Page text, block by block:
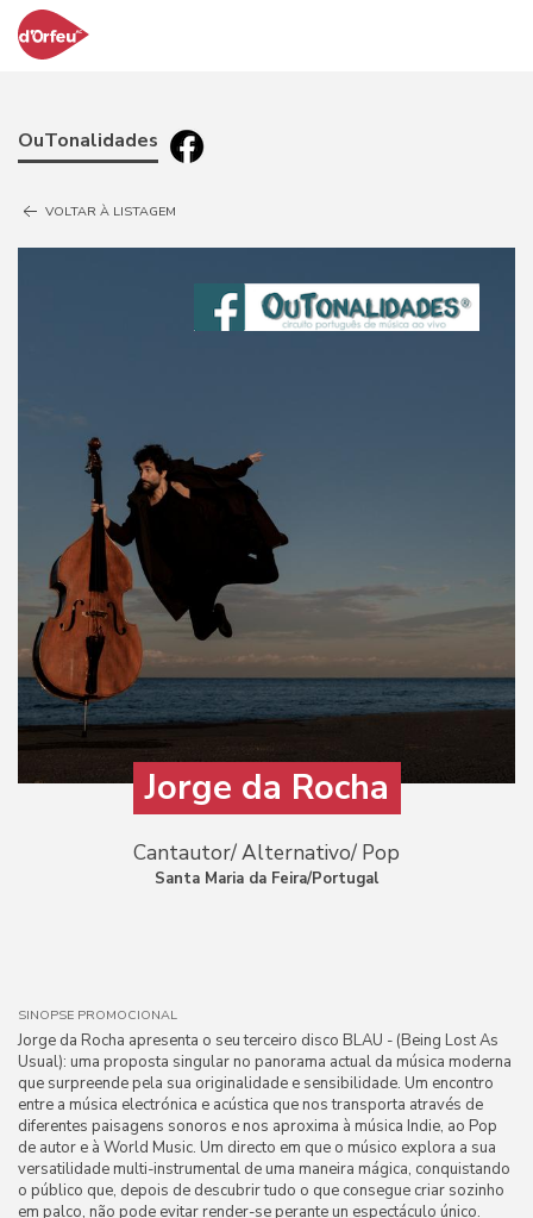
OuTonalidades
VOLTAR À LISTAGEM
Jorge da Rocha
Cantautor/ Alternativo/ Pop
Santa Maria da Feira/Portugal
SINOPSE PROMOCIONAL
Jorge da Rocha apresenta o seu terceiro disco BLAU - (Being Lost As
Usual): uma proposta singular no panorama actual da música moderna
que surpreende pela sua originalidade e sensibilidade. Um encontro
entre a música electrónica e acústica que nos transporta através de
diferentes paisagens sonoros e nos aproxima à música Indie, ao Pop
de autor e à World Music. Um directo em que o músico explora a sua
versatilidade multi-instrumental de uma maneira mágica, conquistando
o público que, depois de descubrir tudo o que consegue criar sozinho
em palco, não pode evitar render-se perante un espectáculo único.